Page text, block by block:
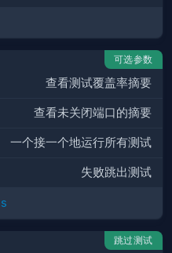
可选参数
查看测试覆盖率摘要
查看未关闭端口的摘要
一个接一个地运行所有测试
失败跳出测试
跳过测试